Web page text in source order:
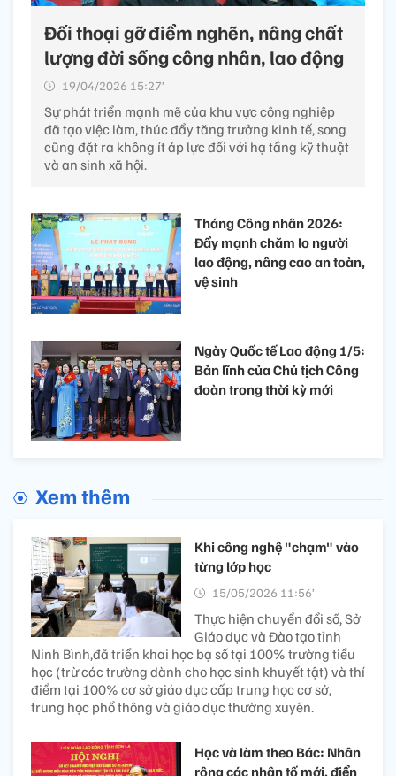
Đối thoại gỡ điểm nghẽn, nâng chất
lượng đời sống công nhân, lao động
19/04/2026 15:27’
Sự phát triển mạnh mẽ của khu vực công nghiệp
đã tạo việc làm, thúc đẩy tăng trưởng kinh tế, song
cũng đặt ra không ít áp lực đối với hạ tầng kỹ thuật
và an sinh xã hội.
Tháng Công nhân 2026:
Đẩy mạnh chăm lo người
lao động, nâng cao an toàn,
vệ sinh
Ngày Quốc tế Lao động 1/5:
Bản lĩnh của Chủ tịch Công
đoàn trong thời kỳ mới
Xem thêm
Khi công nghệ "chạm" vào
từng lớp học
15/05/2026 11:56’
Thực hiện chuyển đổi số, Sở
Giáo dục và Đào tạo tỉnh
Ninh Bình,đã triển khai học bạ số tại 100% trường tiểu
học (trừ các trường dành cho học sinh khuyết tật) và thí
điểm tại 100% cơ sở giáo dục cấp trung học cơ sở,
trung học phổ thông và giáo dục thường xuyên.
Học và làm theo Bác: Nhân
rộng các nhân tố mới, điển